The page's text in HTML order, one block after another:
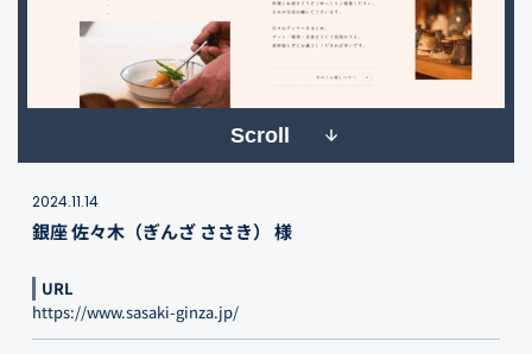
Scroll
2024.11.14
銀座 佐々木（ぎんざ ささき） 様
URL
https://www.sasaki-ginza.jp/